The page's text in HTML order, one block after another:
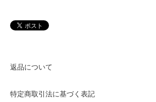
返品について
特定商取引法に基づく表記